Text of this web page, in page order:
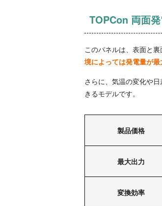
TOPCon 両面
このパネルは、表面と
境によっては発電量が
さらに、気温の変化や
きるモデルです。
製品価格
最大出力
変換効率